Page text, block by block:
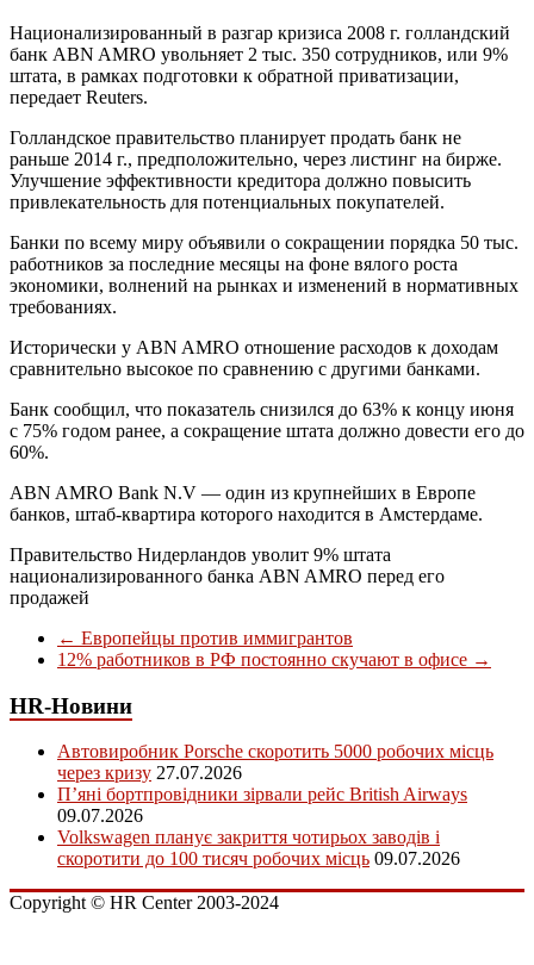
Национализированный в разгар кризиса 2008 г. голландский
банк ABN AMRO увольняет 2 тыс. 350 сотрудников, или 9%
штата, в рамках подготовки к обратной приватизации,
передает Reuters.
Голландское правительство планирует продать банк не
раньше 2014 г., предположительно, через листинг на бирже.
Улучшение эффективности кредитора должно повысить
привлекательность для потенциальных покупателей.
Банки по всему миру объявили о сокращении порядка 50 тыс.
работников за последние месяцы на фоне вялого роста
экономики, волнений на рынках и изменений в нормативных
требованиях.
Исторически у ABN AMRO отношение расходов к доходам
сравнительно высокое по сравнению с другими банками.
Банк сообщил, что показатель снизился до 63% к концу июня
с 75% годом ранее, а сокращение штата должно довести его до
60%.
ABN AMRO Bank N.V — один из крупнейших в Европе
банков, штаб-квартира которого находится в Амстердаме.
Правительство Нидерландов уволит 9% штата
национализированного банка ABN AMRO перед его
продажей
← Европейцы против иммигрантов
12% работников в РФ постоянно скучают в офисе →
HR-Новини
Автовиробник Porsche скоротить 5000 робочих місць
через кризу 27.07.2026
П’яні бортпровідники зірвали рейс British Airways
09.07.2026
Volkswagen планує закриття чотирьох заводів і
скоротити до 100 тисяч робочих місць 09.07.2026
Copyright © HR Center 2003-2024